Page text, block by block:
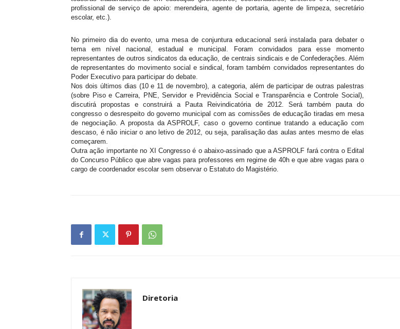
profissional de serviço de apoio: merendeira, agente de portaria, agente de limpeza, secretário
escolar, etc.).
No primeiro dia do evento, uma mesa de conjuntura educacional será instalada para debater o
tema em nível nacional, estadual e municipal. Foram convidados para esse momento
representantes de outros sindicatos da educação, de centrais sindicais e de Confederações. Além
de representantes do movimento social e sindical, foram também convidados representantes do
Poder Executivo para participar do debate.
Nos dois últimos dias (10 e 11 de novembro), a categoria, além de participar de outras palestras
(sobre Piso e Carreira, PNE, Servidor e Previdência Social e Transparência e Controle Social),
discutirá propostas e construirá a Pauta Reivindicatória de 2012. Será também pauta do
congresso o desrespeito do governo municipal com as comissões de educação tiradas em mesa
de negociação. A proposta da ASPROLF, caso o governo continue tratando a educação com
descaso, é não iniciar o ano letivo de 2012, ou seja, paralisação das aulas antes mesmo de elas
começarem.
Outra ação importante no XI Congresso é o abaixo-assinado que a ASPROLF fará contra o Edital
do Concurso Público que abre vagas para professores em regime de 40h e que abre vagas para o
cargo de coordenador escolar sem observar o Estatuto do Magistério.
Diretoria